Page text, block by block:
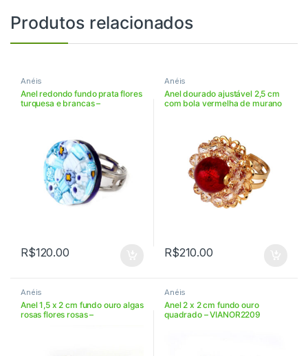
Produtos relacionados
Anéis
Anel redondo fundo prata flores
turquesa e brancas –
R$120.00
Anéis
Anel dourado ajustável 2,5 cm
com bola vermelha de murano
R$210.00
Anéis
Anel 1,5 x 2 cm fundo ouro algas
rosas flores rosas –
Anéis
Anel 2 x 2 cm fundo ouro
quadrado – VIANOR2209